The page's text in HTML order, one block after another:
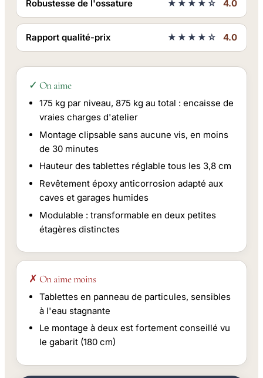
Robustesse de l'ossature ★★★★☆ 4.0
Rapport qualité-prix ★★★★☆ 4.0
✓ On aime
175 kg par niveau, 875 kg au total : encaisse de
vraies charges d'atelier
Montage clipsable sans aucune vis, en moins
de 30 minutes
Hauteur des tablettes réglable tous les 3,8 cm
Revêtement époxy anticorrosion adapté aux
caves et garages humides
Modulable : transformable en deux petites
étagères distinctes
✗ On aime moins
Tablettes en panneau de particules, sensibles
à l'eau stagnante
Le montage à deux est fortement conseillé vu
le gabarit (180 cm)